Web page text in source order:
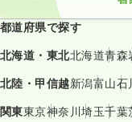
都道府県で探す
北海道・東北北海道青森
北陸・甲信越新潟富山石
関東東京神奈川埼玉千葉